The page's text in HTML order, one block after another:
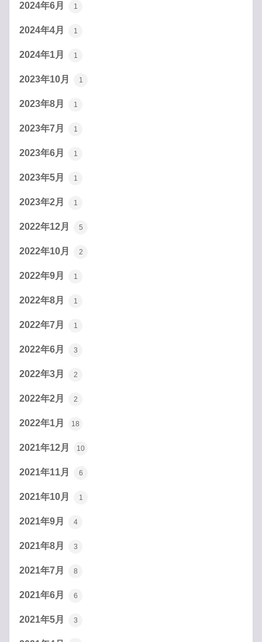
2024年6月 1
2024年4月 1
2024年1月 1
2023年10月 1
2023年8月 1
2023年7月 1
2023年6月 1
2023年5月 1
2023年2月 1
2022年12月 5
2022年10月 2
2022年9月 1
2022年8月 1
2022年7月 1
2022年6月 3
2022年3月 2
2022年2月 2
2022年1月 18
2021年12月 10
2021年11月 6
2021年10月 1
2021年9月 4
2021年8月 3
2021年7月 8
2021年6月 6
2021年5月 3